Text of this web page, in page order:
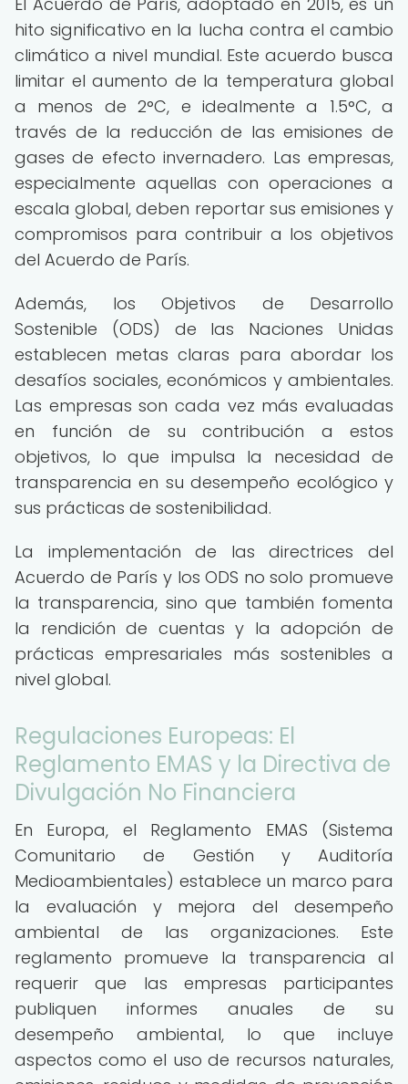
hito significativo en la lucha contra el cambio
climático a nivel mundial. Este acuerdo busca
limitar el aumento de la temperatura global
a menos de 2°C, e idealmente a 1.5°C, a
través de la reducción de las emisiones de
gases de efecto invernadero. Las empresas,
especialmente aquellas con operaciones a
escala global, deben reportar sus emisiones y
compromisos para contribuir a los objetivos
del Acuerdo de París.
Además, los Objetivos de Desarrollo
Sostenible (ODS) de las Naciones Unidas
establecen metas claras para abordar los
desafíos sociales, económicos y ambientales.
Las empresas son cada vez más evaluadas
en función de su contribución a estos
objetivos, lo que impulsa la necesidad de
transparencia en su desempeño ecológico y
sus prácticas de sostenibilidad.
La implementación de las directrices del
Acuerdo de París y los ODS no solo promueve
la transparencia, sino que también fomenta
la rendición de cuentas y la adopción de
prácticas empresariales más sostenibles a
nivel global.
Regulaciones Europeas: El
Reglamento EMAS y la Directiva de
Divulgación No Financiera
En Europa, el Reglamento EMAS (Sistema
Comunitario de Gestión y Auditoría
Medioambientales) establece un marco para
la evaluación y mejora del desempeño
ambiental de las organizaciones. Este
reglamento promueve la transparencia al
requerir que las empresas participantes
publiquen informes anuales de su
desempeño ambiental, lo que incluye
aspectos como el uso de recursos naturales,